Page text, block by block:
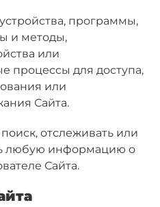
программы,
и методы,
или
процессы для доступа,
или
Сайта.
отслеживать или
любую информацию о
Сайта.